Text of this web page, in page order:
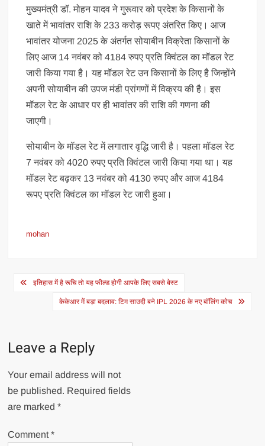
मुख्यमंत्री डॉ. मोहन यादव ने गुरूवार को प्रदेश के किसानों के
खाते में भावांतर राशि के 233 करोड़ रूपए अंतरित किए। आज
भावांतर योजना 2025 के अंतर्गत सोयाबीन विक्रेता किसानों के
लिए आज 14 नवंबर को 4184 रुपए प्रति क्विंटल का मॉडल रेट
जारी किया गया है। यह मॉडल रेट उन किसानों के लिए है जिन्होंने
अपनी सोयाबीन की उपज मंडी प्रांगणों में विक्रय की है। इस
मॉडल रेट के आधार पर ही भावांतर की राशि की गणना की
जाएगी।
सोयाबीन के मॉडल रेट में लगातार वृद्धि जारी है। पहला मॉडल रेट
7 नवंबर को 4020 रुपए प्रति क्विंटल जारी किया गया था। यह
मॉडल रेट बढ़कर 13 नवंबर को 4130 रुपए और आज 4184
रूपए प्रति क्विंटल का मॉडल रेट जारी हुआ।
mohan
Post
navigation
इतिहास में है रूचि तो यह फील्ड होगी आपके लिए सबसे बेस्ट
केकेआर में बड़ा बदलाव: टिम साउदी बने IPL 2026 के नए बॉलिंग कोच
Leave a Reply
Your email address will not
be published. Required fields
are marked*
Comment*